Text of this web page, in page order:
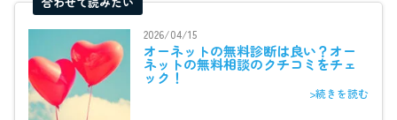
2026/04/15
オーネットの無料診断は良い？オー
ネットの無料相談のクチコミをチェ
ック！
>続きを読む